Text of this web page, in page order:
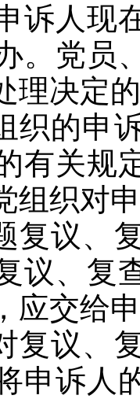
诉人现
。党员
理决定
织的申
有关规
组织对
复议、
议、复
应交给
复议、
申诉人